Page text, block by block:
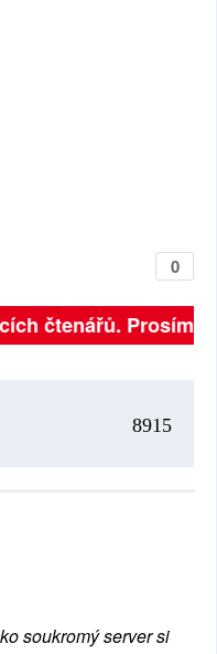
0
čtenářů. Prosíme,
8915
soukromý server si